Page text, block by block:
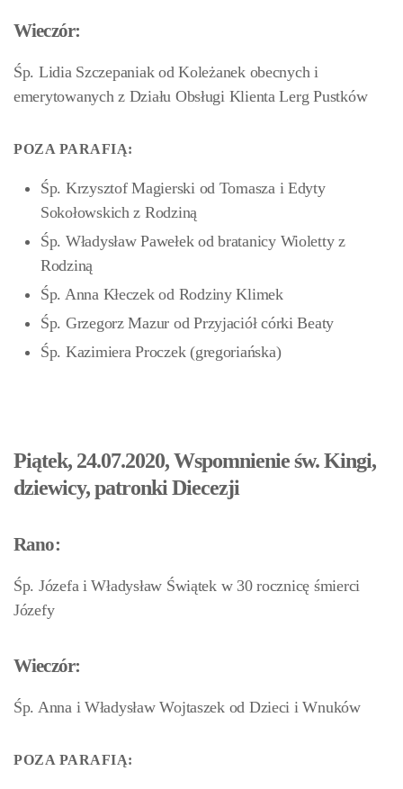
Wieczór:
Śp. Lidia Szczepaniak od Koleżanek obecnych i
emerytowanych z Działu Obsługi Klienta Lerg Pustków
POZA PARAFIĄ:
Śp. Krzysztof Magierski od Tomasza i Edyty
Sokołowskich z Rodziną
Śp. Władysław Pawełek od bratanicy Wioletty z
Rodziną
Śp. Anna Kłeczek od Rodziny Klimek
Śp. Grzegorz Mazur od Przyjaciół córki Beaty
Śp. Kazimiera Proczek (gregoriańska)
Piątek, 24.07.2020, Wspomnienie św. Kingi,
dziewicy, patronki Diecezji
Rano:
Śp. Józefa i Władysław Świątek w 30 rocznicę śmierci
Józefy
Wieczór:
Śp. Anna i Władysław Wojtaszek od Dzieci i Wnuków
POZA PARAFIĄ: